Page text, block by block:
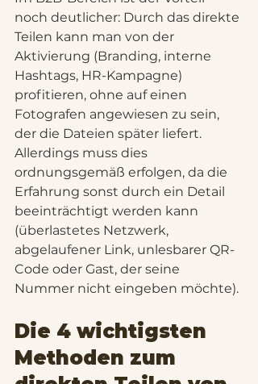
noch deutlicher: Durch das direkte
Teilen kann man von der
Aktivierung (Branding, interne
Hashtags, HR-Kampagne)
profitieren, ohne auf einen
Fotografen angewiesen zu sein,
der die Dateien später liefert.
Allerdings muss dies
ordnungsgemäß erfolgen, da die
Erfahrung sonst durch ein Detail
beeinträchtigt werden kann
(überlastetes Netzwerk,
abgelaufener Link, unlesbarer QR-
Code oder Gast, der seine
Nummer nicht eingeben möchte).
Die 4 wichtigsten
Methoden zum